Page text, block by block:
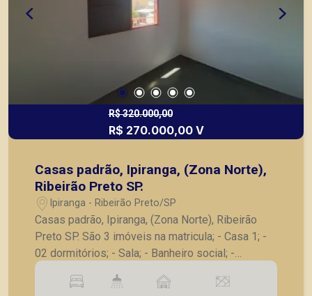
R$ 320.000,00
R$ 270.000,00 V
Casas padrão, Ipiranga, (Zona Norte),
Ribeirão Preto SP.
Ipiranga - Ribeirão Preto/SP
Casas padrão, Ipiranga, (Zona Norte), Ribeirão
Preto SP. São 3 imóveis na matricula; - Casa 1; -
02 dormitórios; - Sala; - Banheiro social; -
Cozinha; - Área de serviço. - Casa 2; - 03
dormitórios; - Sala; - 02 Banheiros; - Cozinha; -